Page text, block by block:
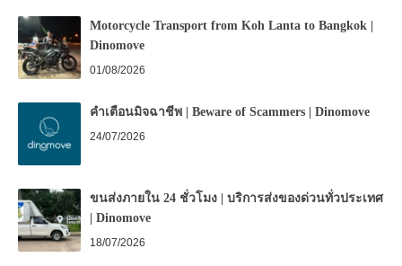
Motorcycle Transport from Koh Lanta to Bangkok |
Dinomove
01/08/2026
คำเตือนมิจฉาชีพ | Beware of Scammers | Dinomove
24/07/2026
ขนส่งภายใน 24 ชั่วโมง | บริการส่งของด่วนทั่วประเทศ
| Dinomove
18/07/2026